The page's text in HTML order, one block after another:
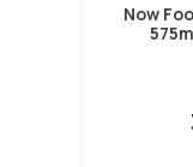
Now